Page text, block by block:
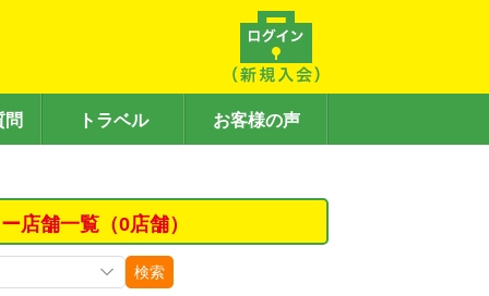
問 トラベル お客様の声
店舗一覧（0店舗）
検索